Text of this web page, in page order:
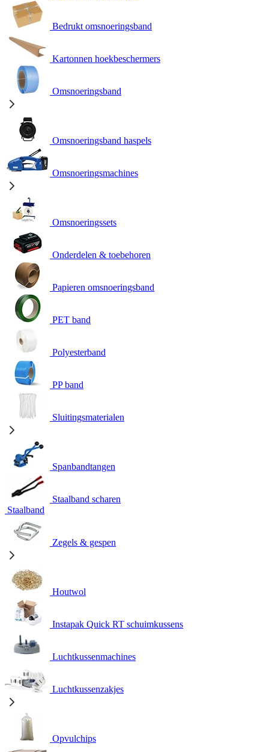
Bedrukt omsnoeringsband
Kartonnen hoekbeschermers
Omsnoeringsband
Omsnoeringsband haspels
Omsnoeringsmachines
Omsnoeringssets
Onderdelen & toebehoren
Papieren omsnoeringsband
PET band
Polyesterband
PP band
Sluitingsmaterialen
Spanbandtangen
Staalband scharen
Staalband
Zegels & gespen
Houtwol
Instapak Quick RT schuimkussens
Luchtkussenmachines
Luchtkussenzakjes
Opvulchips